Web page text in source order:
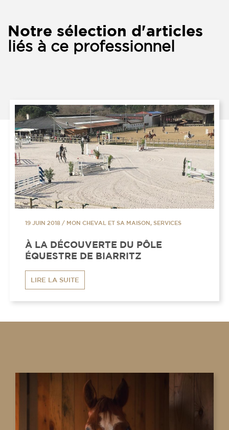
Notre sélection d'articles
liés à ce professionnel
19 JUIN 2018 / MON CHEVAL ET SA MAISON, SERVICES
À LA DÉCOUVERTE DU PÔLE
ÉQUESTRE DE BIARRITZ
LIRE LA SUITE